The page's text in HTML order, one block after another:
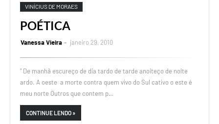
VINÍCIUS DE MORAES
POÉTICA
Vanessa Vieira janeiro 29, 2010
" De manhã escureço de dia tardo de tarde anoiteço de noite
ardo. A oeste a morte contra quem vivo do Sul cativo o este é
meu norte Outros que contem p…
CONTINUE LENDO »